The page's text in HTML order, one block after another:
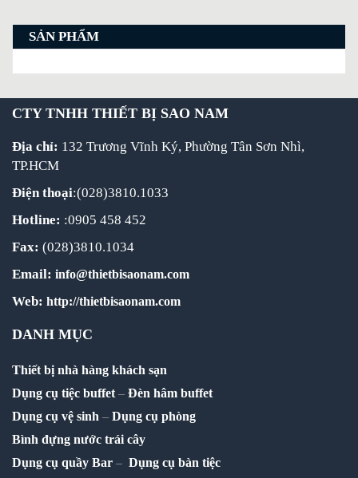
SẢN PHẨM
CTY TNHH THIẾT BỊ SAO NAM
Địa chỉ: 132 Trương Vĩnh Ký, Phường Tân Sơn Nhì,
TP.HCM
Điện thoại:(028)3810.1033
Hotline: :0905 458 452
Fax: (028)3810.1034
Email: info@thietbisaonam.com
Web: http://thietbisaonam.com
DANH MỤC
Thiết bị nhà hàng khách sạn
Dụng cụ tiệc buffet – Đèn hâm buffet
Dụng cụ vệ sinh – Dụng cụ phòng
Bình đựng nước trái cây
Dụng cụ quầy Bar – Dụng cụ bàn tiệc